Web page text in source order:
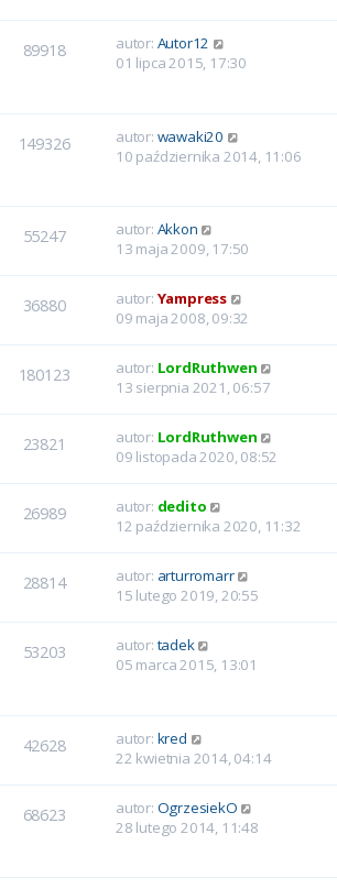
89918 autor: Autor12
01 lipca 2015, 17:30
149326 autor: wawaki20
10 października 2014, 11:06
55247 autor: Akkon
13 maja 2009, 17:50
36880 autor: Yampress
09 maja 2008, 09:32
180123 autor: LordRuthwen
13 sierpnia 2021, 06:57
23821 autor: LordRuthwen
09 listopada 2020, 08:52
26989 autor: dedito
12 października 2020, 11:32
28814 autor: arturromarr
15 lutego 2019, 20:55
53203 autor: tadek
05 marca 2015, 13:01
42628 autor: kred
22 kwietnia 2014, 04:14
68623 autor: OgrzesiekO
28 lutego 2014, 11:48